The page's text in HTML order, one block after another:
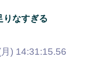
りなすぎる
) 14:31:15.56